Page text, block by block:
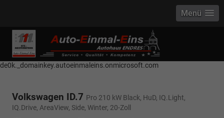
------------ Host Name : selector1._domainkey Points to address or value:
selector1-aee-de0k._domainkey.autoeinmaleins.onmicrosoft.com Host
Name : selector2._domainkey Points to address or value: selector2-aee-
de0k._domainkey.autoeinmaleins.onmicrosoft.com
Menü
Volkswagen ID.7 Pro 210 kW Black, HuD, IQ.Light,
IQ.Drive, AreaView, Side, Winter, 20-Zoll